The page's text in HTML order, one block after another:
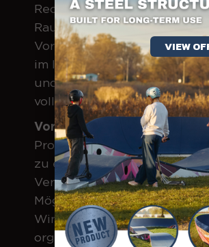
Rechnung machen. Ein
Raum ist jedoch ein
Vorhersehbarkeit, da die
im Inneren der Halle stets
und vom Betreiber der
vollständig kontrolliert
Vorteil für den Investor:
Projekt entwickelt sich
zu einem Bildungs- und
Veranstaltungszentrum. Es
Möglichkeit, Sportschulen,
Wintercamps und
organisieren. Der Investor
VIEW